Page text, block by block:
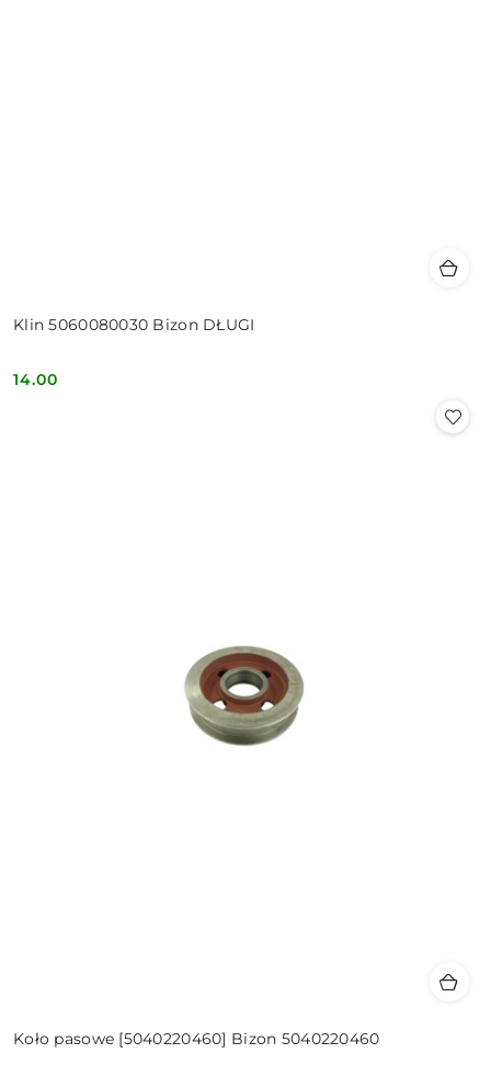
Klin 5060080030 Bizon DŁUGI
Cena:
14.00
Koło pasowe [5040220460] Bizon 5040220460